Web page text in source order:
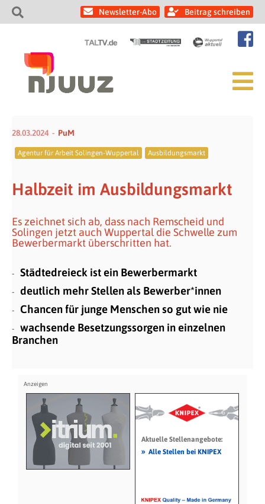
Newsletter-Abo Beitrag schreiben
28.03.2024 PuM
Agentur für Arbeit Solingen-Wuppertal Ausbildungsmarkt
Halbzeit im Ausbildungsmarkt
Es zeichnet sich ab, dass nach Remscheid und
Solingen jetzt auch Wuppertal die Schwelle zum
Bewerbermarkt überschritten hat.
Städtedreieck ist ein Bewerbermarkt
deutlich mehr Stellen als Bewerber*innen
Chancen für junge Menschen so gut wie nie
wachsende Besetzungssorgen in einzelnen
Branchen
Aktuelle Stellenangebote:
» Alle Stellen bei KNIPEX